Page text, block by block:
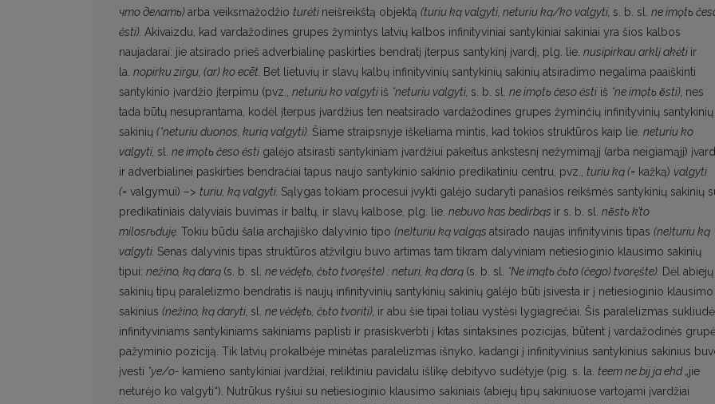
чmo дeлamь)arba veiksmažodžio turėti neišreikštą objektą (turiu ką valgyti, neturiu ką/ko valgyti, s. b. sl. ne imǫtь
ĕsti). Akivaizdu, kad vardažodines grupes žymintys latvių kalbos infinityviniai santykiniai sakiniai yra šios kalbos
naujadarai: jie atsirado prieš adverbialinę paskirties bendratį įterpus santykinį įvardį, plg. lie. nusipirkau arklį akėti ir
la. nopirku zirgu, (ar) koecēt. Bet lietuvių ir slavų kalbų infinityvinių santykinių sakinių atsiradimo negalima paaiškinti
santykinio įvardžio įterpimu (pvz., neturiu ko valgyti iš *neturiu valgyti, s. b. sl. ne imǫtь česo ĕsti iš *ne imǫtь ĕsti), nes
tada būtų nesuprantama, kodėl įterpus įvardžius ten neatsirado vardažodines grupes žyminčių infinityvinių santykinių
sakinių (*neturiu duonos, kurią valgyti). Šiame straipsnyje iškeliama mintis, kad tokios struktūros kaip lie. neturiu ko
valgyti, sl. ne imǫtь česo ĕsti galėjo atsirasti santykiniam įvardžiui pakeitus ankstesnį nežymimąjį (arba neigiamąjį)
ir adverbialinei paskirties bendračiai tapus naujo santykinio sakinio predikatiniu centru, pvz., turiu ką (= kažką) valgyti
(= valgymui) –> turiu, ką valgyti. Sąlygas tokiam procesui įvykti galėjo sudaryti panašios reikšmės santykinių sakinių
predikatiniais dalyviais buvimas ir baltų, ir slavų kalbose, plg. lie. nebuvo kas bedirbąs ir s. b. sl. nĕstь k’to
milosrьduję. Tokiu būdu šalia archajiško dalyvinio tipo (ne)turiu ką valgąs atsirado naujas infinityvinis tipas (ne)turiu ką
valgyti. Senas dalyvinis tipas struktūros atžvilgiu buvo artimas tam tikram dalyviniam netiesioginio klausimo sakinių
tipui: nežino, ką darą (s. b. sl. ne vĕdętь, čьto tvoręšte) : neturi, ką darą (s. b. sl. *Ne imątь čьto (čego) tvoręšte). Dėl abiejų
sakinių tipų paralelizmo bendratis iš naujų infinityvinių santykinių sakinių galėjo būti įsivesta ir į netiesioginio klausimo
sakinius (nežino, ką daryti, sl. ne vĕdętь, čьto tvoriti), ir abu šie tipai toliau vystėsi lygiagrečiai. Šis paralelizmas sukliudė
infinityviniams santykiniams sakiniams paplisti ir prasiskverbti į kitas sintaksines pozicijas, būtent į vardažodinės
pažyminio poziciją. Tik latvių prokalbėje minėtas paralelizmas išnyko, kadangi į infinityvinius santykinius sakinius
įvesti *ye/o- kamieno santykiniai įvardžiai, reliktiniu pavidalu išlikę debityvo sudėtyje (pig. s. la. teem ne bij ja ehd„jie
neturėjo ko valgyti“). Nutrūkus ryšiui su netiesioginio klausimo sakiniais (abiejų tipų sakiniuose vartojami įvardžiai